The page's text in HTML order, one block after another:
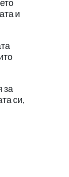
и
за
си,